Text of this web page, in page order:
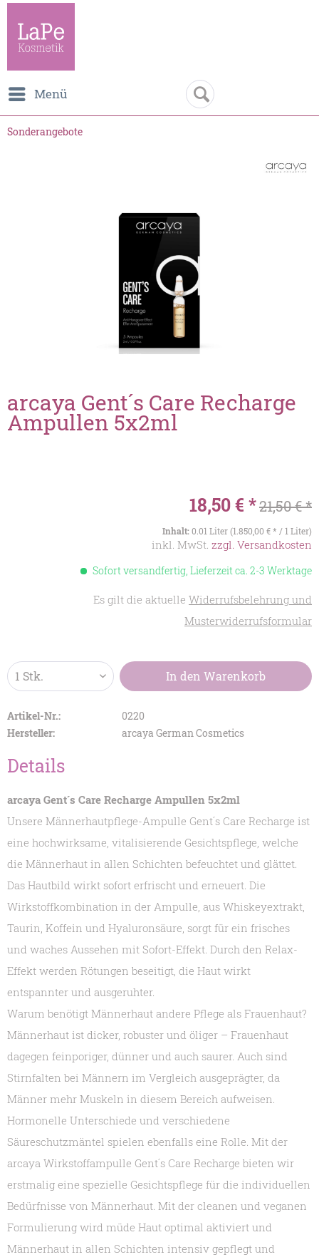
Menü
Sonderangebote
arcaya Gent´s Care Recharge
Ampullen 5x2ml
18,50 € *21,50 € *
Inhalt:0.01 Liter (1.850,00 € * / 1 Liter)
inkl. MwSt. zzgl. Versandkosten
Sofort versandfertig, Lieferzeit ca. 2-3 Werktage
Es gilt die aktuelle Widerrufsbelehrung und
Musterwiderrufsformular
In den Warenkorb
Artikel-Nr.:
0220
Hersteller:
arcaya German Cosmetics
Details
arcaya Gent´s Care Recharge Ampullen 5x2ml
Unsere Männerhautpflege-Ampulle Gent´s Care Recharge ist
eine hochwirksame, vitalisierende Gesichtspflege, welche
die Männerhaut in allen Schichten befeuchtet und glättet.
Das Hautbild wirkt sofort erfrischt und erneuert. Die
Wirkstoffkombination in der Ampulle, aus Whiskeyextrakt,
Taurin, Koffein und Hyaluronsäure, sorgt für ein frisches
und waches Aussehen mit Sofort-Effekt. Durch den Relax-
Effekt werden Rötungen beseitigt, die Haut wirkt
entspannter und ausgeruhter.
Warum benötigt Männerhaut andere Pflege als Frauenhaut?
Männerhaut ist dicker, robuster und öliger – Frauenhaut
dagegen feinporiger, dünner und auch saurer. Auch sind
Stirnfalten bei Männern im Vergleich ausgeprägter, da
Männer mehr Muskeln in diesem Bereich aufweisen.
Hormonelle Unterschiede und verschiedene
Säureschutzmäntel spielen ebenfalls eine Rolle. Mit der
arcaya Wirkstoffampulle Gent´s Care Recharge bieten wir
erstmalig eine spezielle Gesichtspflege für die individuellen
Bedürfnisse von Männerhaut. Mit der cleanen und veganen
Formulierung wird müde Haut optimal aktiviert und
Männerhaut in allen Schichten intensiv gepflegt und